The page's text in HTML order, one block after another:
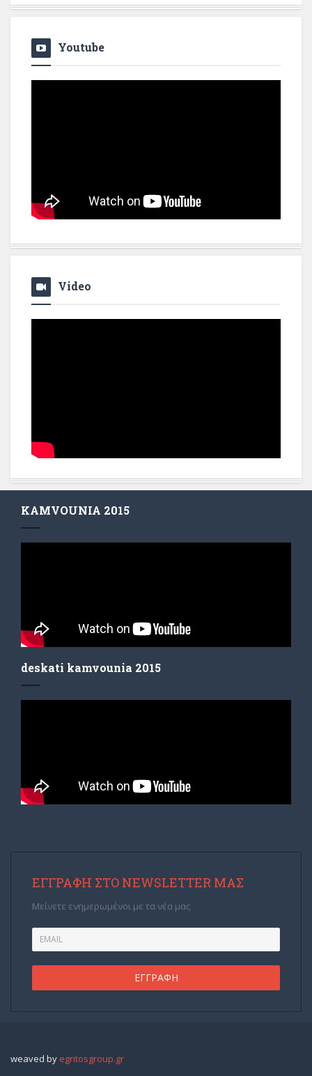
Youtube
Video
KAMVOUNIA 2015
deskati kamvounia 2015
ΕΓΓΡΑΦΉ ΣΤΟ NEWSLETTER ΜΑΣ
Μείνετε ενημερωμένοι με τα νέα μας
weaved by egritosgroup.gr